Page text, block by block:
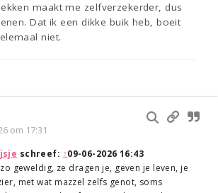
maakt me zelfverzekerder, dus
Dat ik een dikke buik heb, boeit
niet.
om 17:31
schreef: ↑09-06-2026 16:43
geweldig, ze dragen je, geven je leven, je
met wat mazzel zelfs genot, soms